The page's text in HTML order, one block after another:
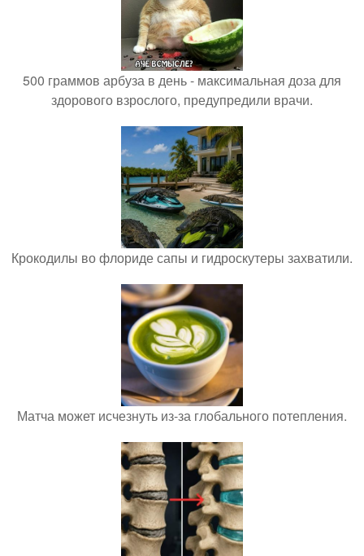
500 граммов арбуза в день - максимальная доза для
здорового взрослого, предупредили врачи.
Крокодилы во флориде сапы и гидроскутеры захватили.
Матча может исчезнуть из-за глобального потепления.